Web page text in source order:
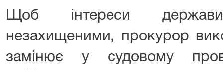
Щоб інтереси
незахищеними, прокурор
замінює у судовому